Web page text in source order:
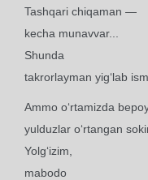
Tashqari chiqaman —
kecha munavvar...
Shunda
takrorlayman yig‘lab
Ammo o‘rtamizda
yulduzlar o‘rtangan
Yolg‘izim,
mabodo